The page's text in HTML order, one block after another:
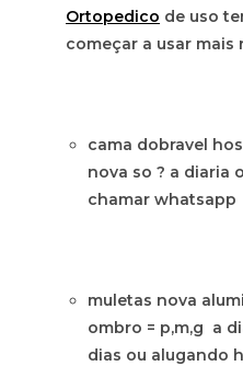
Ortopedico de uso
começar a usar mais
cama dobravel
nova so ? a diaria
chamar whatsapp
muletas nova
ombro = p,m,g a
dias ou alugando